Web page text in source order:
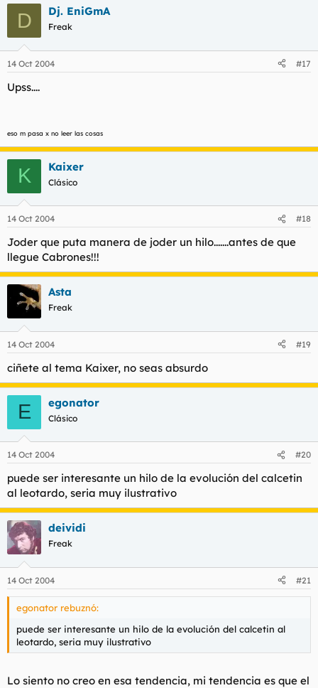
D Dj. EniGmA
Freak
14 Oct 2004 #17
Upss....
eso m pasa x no leer las cosas
K Kaixer
Clásico
14 Oct 2004 #18
Joder que puta manera de joder un hilo.......antes de que
llegue Cabrones!!!
Asta
Freak
14 Oct 2004 #19
ciñete al tema Kaixer, no seas absurdo
E egonator
Clásico
14 Oct 2004 #20
puede ser interesante un hilo de la evolución del calcetin
al leotardo, seria muy ilustrativo
deividi
Freak
14 Oct 2004 #21
egonator rebuznó:
puede ser interesante un hilo de la evolución del calcetin al
leotardo, seria muy ilustrativo
Lo siento no creo en esa tendencia, mi tendencia es que el